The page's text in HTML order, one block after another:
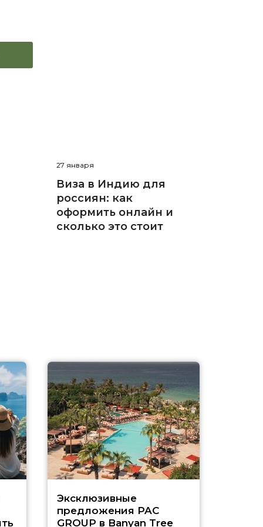
27 января
Виза в Индию для
россиян: как
оформить онлайн и
сколько это стоит
Эксклюзивные
предложения PAC
GROUP в Banyan Tree